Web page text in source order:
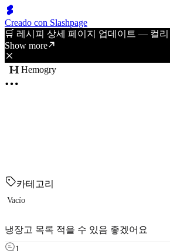
Creado con Slashpage
🛒 레시피 상세 페이지 업데이트 — 컬
Show more
Hemogry
카테고리
Vacío
냉장고 목록 적을 수 있음 좋겠어요
1